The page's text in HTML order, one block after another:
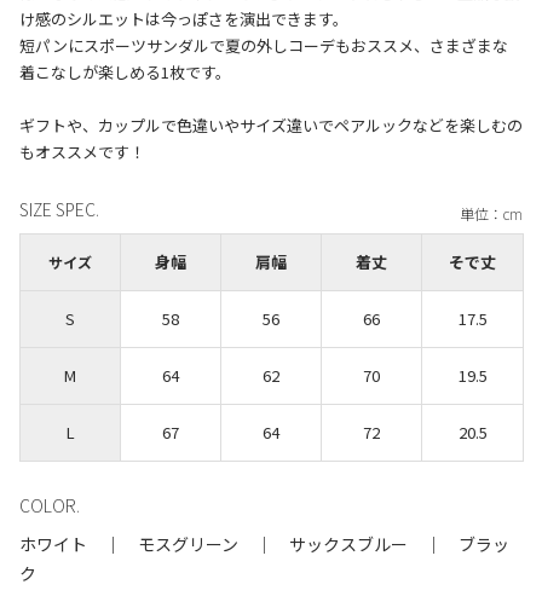
け感のシルエットは今っぽさを演出できます。
短パンにスポーツサンダルで夏の外しコーデもおススメ、さまざまな
着こなしが楽しめる1枚です。
ギフトや、カップルで色違いやサイズ違いでペアルックなどを楽しむの
SIZE SPEC.
サイズ 身幅 肩幅 着丈 そで丈
S 58 56 66 17.5
M 64 62 70 19.5
L 67 64 72 20.5
COLOR.
ホワイト ｜ モスグリーン ｜ サックスブルー ｜ ブラッ
ク